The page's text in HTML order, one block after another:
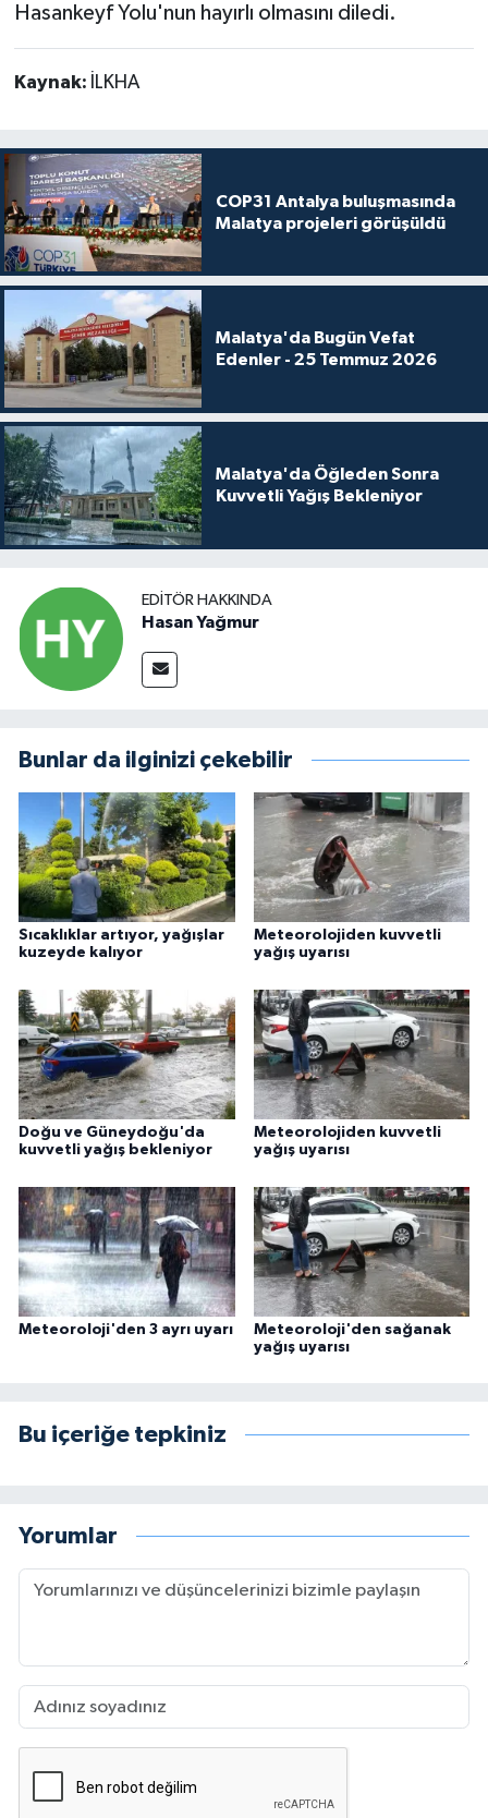
Hasankeyf Yolu'nun hayırlı olmasını diledi.
Kaynak: İLKHA
COP31 Antalya buluşmasında
Malatya projeleri görüşüldü
Malatya'da Bugün Vefat
Edenler - 25 Temmuz 2026
Malatya'da Öğleden Sonra
Kuvvetli Yağış Bekleniyor
EDITÖR HAKKINDA
Hasan Yağmur
Bunlar da ilginizi çekebilir
Sıcaklıklar artıyor, yağışlar
kuzeyde kalıyor
Meteorolojiden kuvvetli
yağış uyarısı
Doğu ve Güneydoğu'da
kuvvetli yağış bekleniyor
Meteorolojiden kuvvetli
yağış uyarısı
Meteoroloji'den 3 ayrı uyarı
Meteoroloji'den sağanak
yağış uyarısı
Bu içeriğe tepkiniz
Yorumlar